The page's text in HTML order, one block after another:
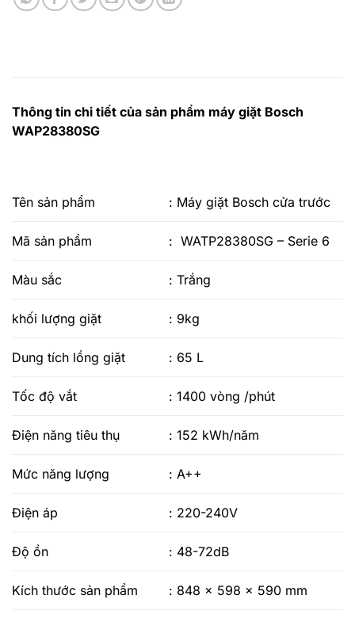
Thông tin chi tiết của sản phẩm máy giặt Bosch
WAP28380SG
Tên sản phẩm : Máy giặt Bosch cửa trước
Mã sản phẩm : WATP28380SG – Serie 6
Màu sắc : Trắng
khối lượng giặt : 9kg
Dung tích lồng giặt : 65 L
Tốc độ vắt : 1400 vòng /phút
Điện năng tiêu thụ : 152 kWh/năm
Mức năng lượng : A++
Điện áp : 220-240V
Độ ồn : 48-72dB
Kích thước sản phẩm : 848 x 598 x 590 mm